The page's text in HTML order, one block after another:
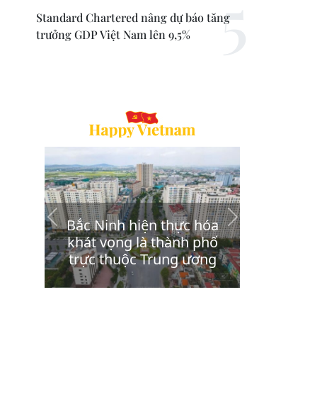
Standard Chartered nâng dự báo tăng
trưởng GDP Việt Nam lên 9,5%